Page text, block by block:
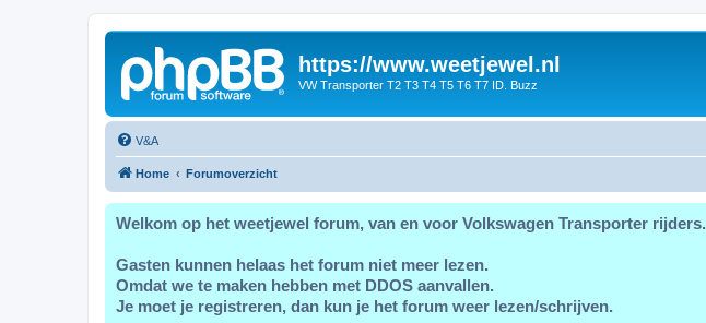
https://www.weetjewel.nl
VW Transporter T2 T3 T4 T5 T6 T7 ID. Buzz
V&A
Home Forumoverzicht
Welkom op het weetjewel forum, van en voor Volkswagen Transporter rijders.
Gasten kunnen helaas het forum niet meer lezen.
Omdat we te maken hebben met DDOS aanvallen.
Je moet je registreren, dan kun je het forum weer lezen/schrijven.